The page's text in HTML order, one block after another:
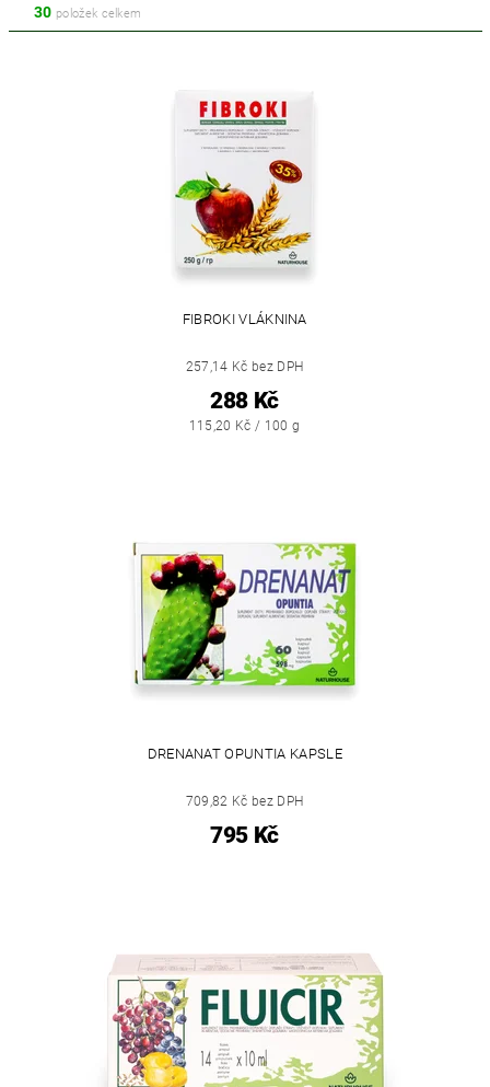
30 položek celkem
FIBROKI VLÁKNINA
257,14 Kč bez DPH
288 Kč
115,20 Kč / 100 g
DRENANAT OPUNTIA KAPSLE
709,82 Kč bez DPH
795 Kč